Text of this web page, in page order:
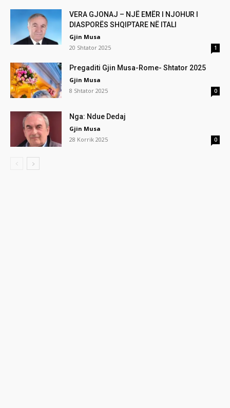
VERA GJONAJ – NJË EMËR I NJOHUR I
DIASPORËS SHQIPTARE NË ITALI
Gjin Musa
20 Shtator 2025
1
Pregaditi Gjin Musa-Rome- Shtator 2025
Gjin Musa
8 Shtator 2025
0
Nga: Ndue Dedaj
Gjin Musa
28 Korrik 2025
0